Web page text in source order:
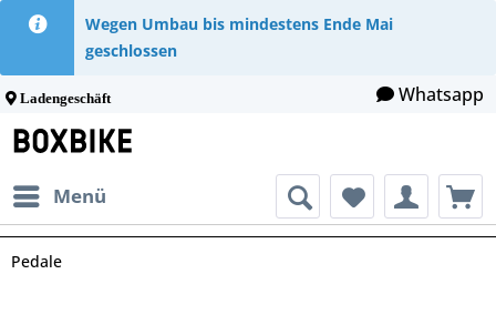
Wegen Umbau bis mindestens Ende Mai
geschlossen
Ladengeschäft Whatsapp
Menü
Pedale